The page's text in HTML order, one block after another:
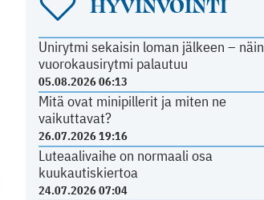
Unirytmi sekaisin loman jälkeen – näin
vuorokausirytmi palautuu
05.08.2026 06:13
Mitä ovat minipillerit ja miten ne
vaikuttavat?
26.07.2026 19:16
Luteaalivaihe on normaali osa
kuukautiskiertoa
24.07.2026 07:04